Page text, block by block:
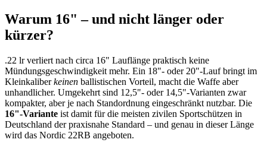
Warum 16" – und nicht länger oder
kürzer?
.22 lr verliert nach circa 16" Lauflänge praktisch keine
Mündungsgeschwindigkeit mehr. Ein 18"- oder 20"-Lauf bringt im
Kleinkaliberkeinen ballistischen Vorteil, macht die Waffe aber
unhandlicher. Umgekehrt sind 12,5"- oder 14,5"-Varianten zwar
kompakter, aber je nach Standordnung eingeschränkt nutzbar. Die
16"-Variante ist damit für die meisten zivilen Sportschützen in
Deutschland der praxisnahe Standard – und genau in dieser Länge
wird das Nordic 22RB angeboten.